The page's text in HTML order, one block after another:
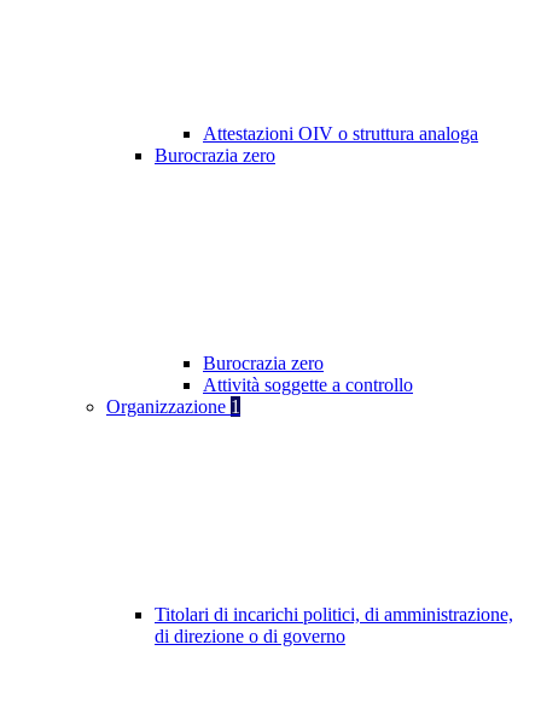
Attestazioni OIV o struttura analoga
Burocrazia zero
Burocrazia zero
Attività soggette a controllo
Organizzazione 1
Titolari di incarichi politici, di amministrazione,
di direzione o di governo